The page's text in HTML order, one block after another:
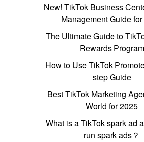
New! TikTok Business
Management Guide
The Ultimate Guide to
Rewards Program
How to Use TikTok
step Guide
Best TikTok Marketing
World for 2025
What is a TikTok spark ad
run spark ads？